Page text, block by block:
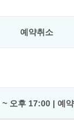
예약취소
오후 17:00 | 예